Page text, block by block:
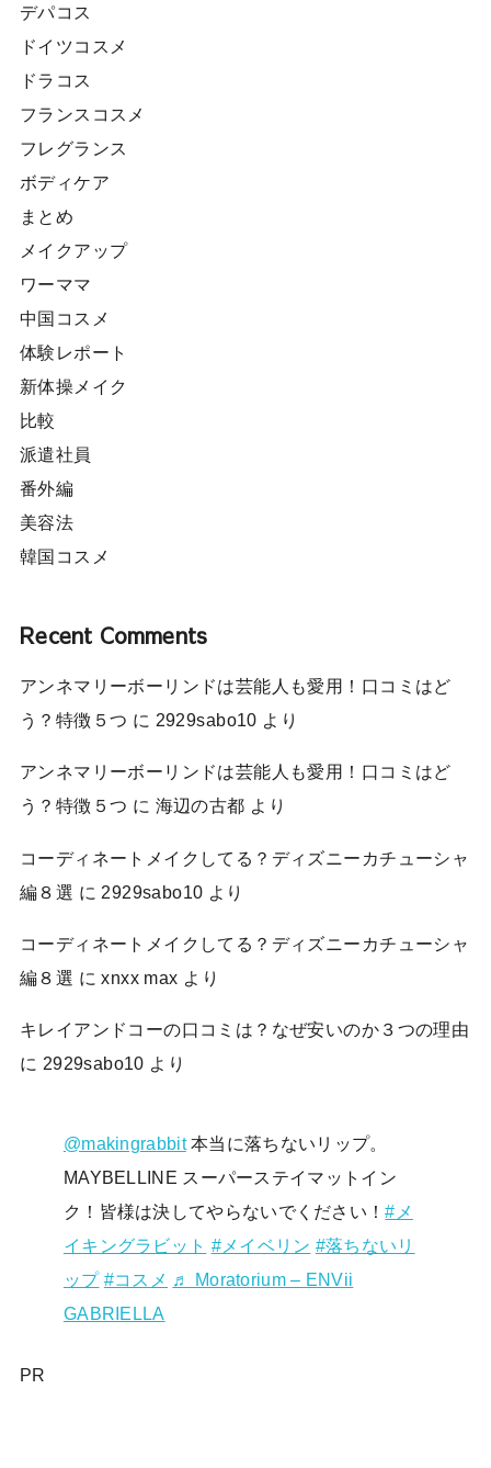
デパコス
ドイツコスメ
ドラコス
フランスコスメ
フレグランス
ボディケア
まとめ
メイクアップ
ワーママ
中国コスメ
体験レポート
新体操メイク
比較
派遣社員
番外編
美容法
韓国コスメ
Recent Comments
アンネマリーボーリンドは芸能人も愛用！口コミはど
う？特徴５つ に 2929sabo10 より
アンネマリーボーリンドは芸能人も愛用！口コミはど
う？特徴５つ に 海辺の古都 より
コーディネートメイクしてる？ディズニーカチューシャ
編８選 に 2929sabo10 より
コーディネートメイクしてる？ディズニーカチューシャ
編８選 にxnxx max より
キレイアンドコーの口コミは？なぜ安いのか３つの理由
に 2929sabo10 より
@makingrabbit本当に落ちないリップ。
MAYBELLINE スーパーステイマットイン
ク！皆様は決してやらないでください！#メ
イキングラビット #メイベリン #落ちないリ
ップ #コスメ ♬ Moratorium – ENVii
GABRIELLA
PR